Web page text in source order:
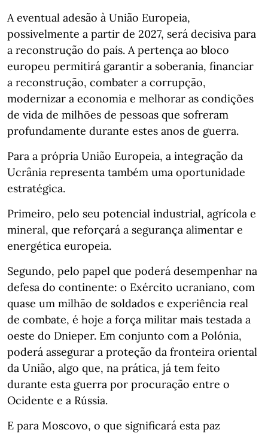
A eventual adesão à União Europeia,
possivelmente a partir de 2027, será decisiva para
a reconstrução do país. A pertença ao bloco
europeu permitirá garantir a soberania, financiar
a reconstrução, combater a corrupção,
modernizar a economia e melhorar as condições
de vida de milhões de pessoas que sofreram
profundamente durante estes anos de guerra.
Para a própria União Europeia, a integração da
Ucrânia representa também uma oportunidade
estratégica.
Primeiro, pelo seu potencial industrial, agrícola e
mineral, que reforçará a segurança alimentar e
energética europeia.
Segundo, pelo papel que poderá desempenhar na
defesa do continente: o Exército ucraniano, com
quase um milhão de soldados e experiência real
de combate, é hoje a força militar mais testada a
oeste do Dnieper. Em conjunto com a Polónia,
poderá assegurar a proteção da fronteira oriental
da União, algo que, na prática, já tem feito
durante esta guerra por procuração entre o
Ocidente e a Rússia.
E para Moscovo, o que significará esta paz